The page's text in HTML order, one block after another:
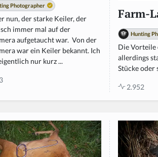
Photographer
nun, der starke Keiler, der
immer mal auf der
aufgetaucht war. Von der
war ein Keiler bekannt. Ich
nur kurz ...
Farm-
Hunting
Die Vorteile
allerdings
Stücke oder
2.952